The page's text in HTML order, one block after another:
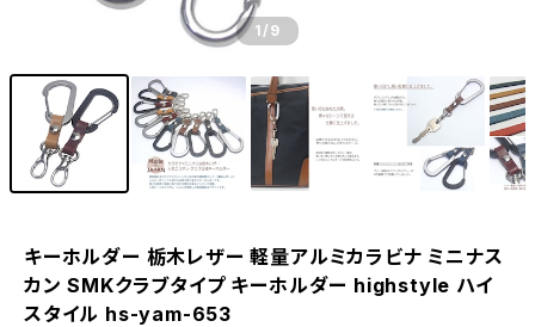
1 /9
キーホルダー 栃木レザー 軽量アルミカラビナ ミニナス
カン SMKクラブタイプ キーホルダー highstyle ハイ
スタイル hs-yam-653